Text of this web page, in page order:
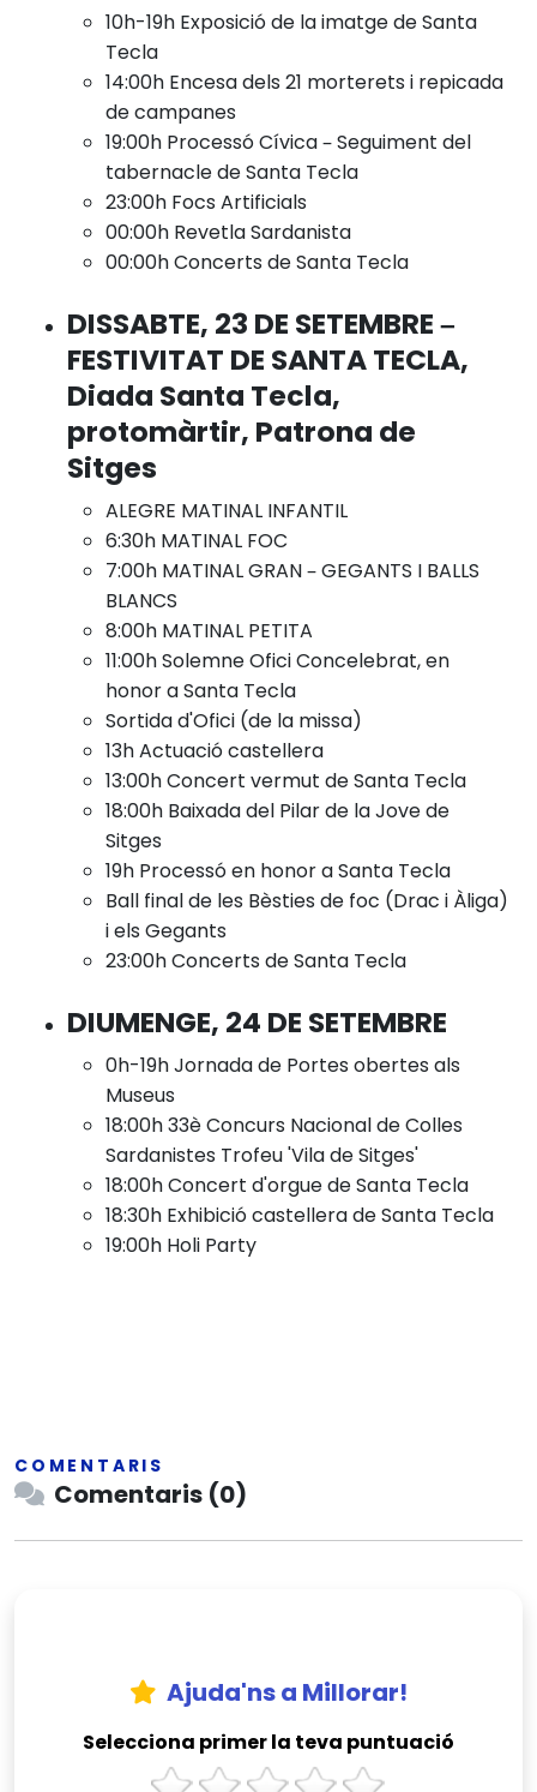
10h-19h Exposició de la imatge de Santa
Tecla
14:00h Encesa dels 21 morterets i repicada
de campanes
19:00h Processó Cívica – Seguiment del
tabernacle de Santa Tecla
23:00h Focs Artificials
00:00h Revetla Sardanista
00:00h Concerts de Santa Tecla
DISSABTE, 23 DE SETEMBRE –
FESTIVITAT DE SANTA TECLA,
Diada Santa Tecla,
protomàrtir, Patrona de
Sitges
ALEGRE MATINAL INFANTIL
6:30h MATINAL FOC
7:00h MATINAL GRAN – GEGANTS I BALLS
BLANCS
8:00h MATINAL PETITA
11:00h Solemne Ofici Concelebrat, en
honor a Santa Tecla
Sortida d'Ofici (de la missa)
13h Actuació castellera
13:00h Concert vermut de Santa Tecla
18:00h Baixada del Pilar de la Jove de
Sitges
19h Processó en honor a Santa Tecla
Ball final de les Bèsties de foc (Drac i Àliga)
i els Gegants
23:00h Concerts de Santa Tecla
DIUMENGE, 24 DE SETEMBRE
0h-19h Jornada de Portes obertes als
Museus
18:00h 33è Concurs Nacional de Colles
Sardanistes Trofeu 'Vila de Sitges'
18:00h Concert d'orgue de Santa Tecla
18:30h Exhibició castellera de Santa Tecla
19:00h Holi Party
COMENTARIS
Comentaris (0)
Ajuda'ns a Millorar!
Selecciona primer la teva puntuació